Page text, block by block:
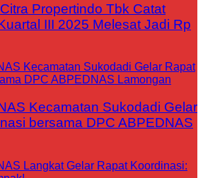
Propertindo Tbk Catat
III 2025 Melesat Jadi Rp
Kecamatan Sukodadi Gelar
bersama DPC ABPEDNAS